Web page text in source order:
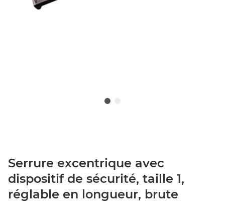
Serrure excentrique avec
dispositif de sécurité, taille 1,
réglable en longueur, brute